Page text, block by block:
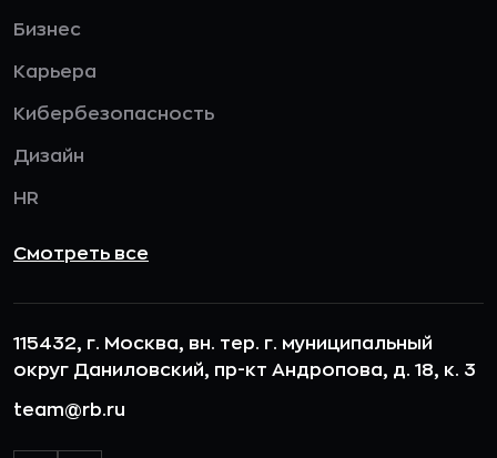
Бизнес
Карьера
Кибербезопасность
Дизайн
HR
Смотреть все
115432, г. Москва, вн. тер. г. муниципальный
округ Даниловский, пр-кт Андропова, д. 18, к. 3
team@rb.ru